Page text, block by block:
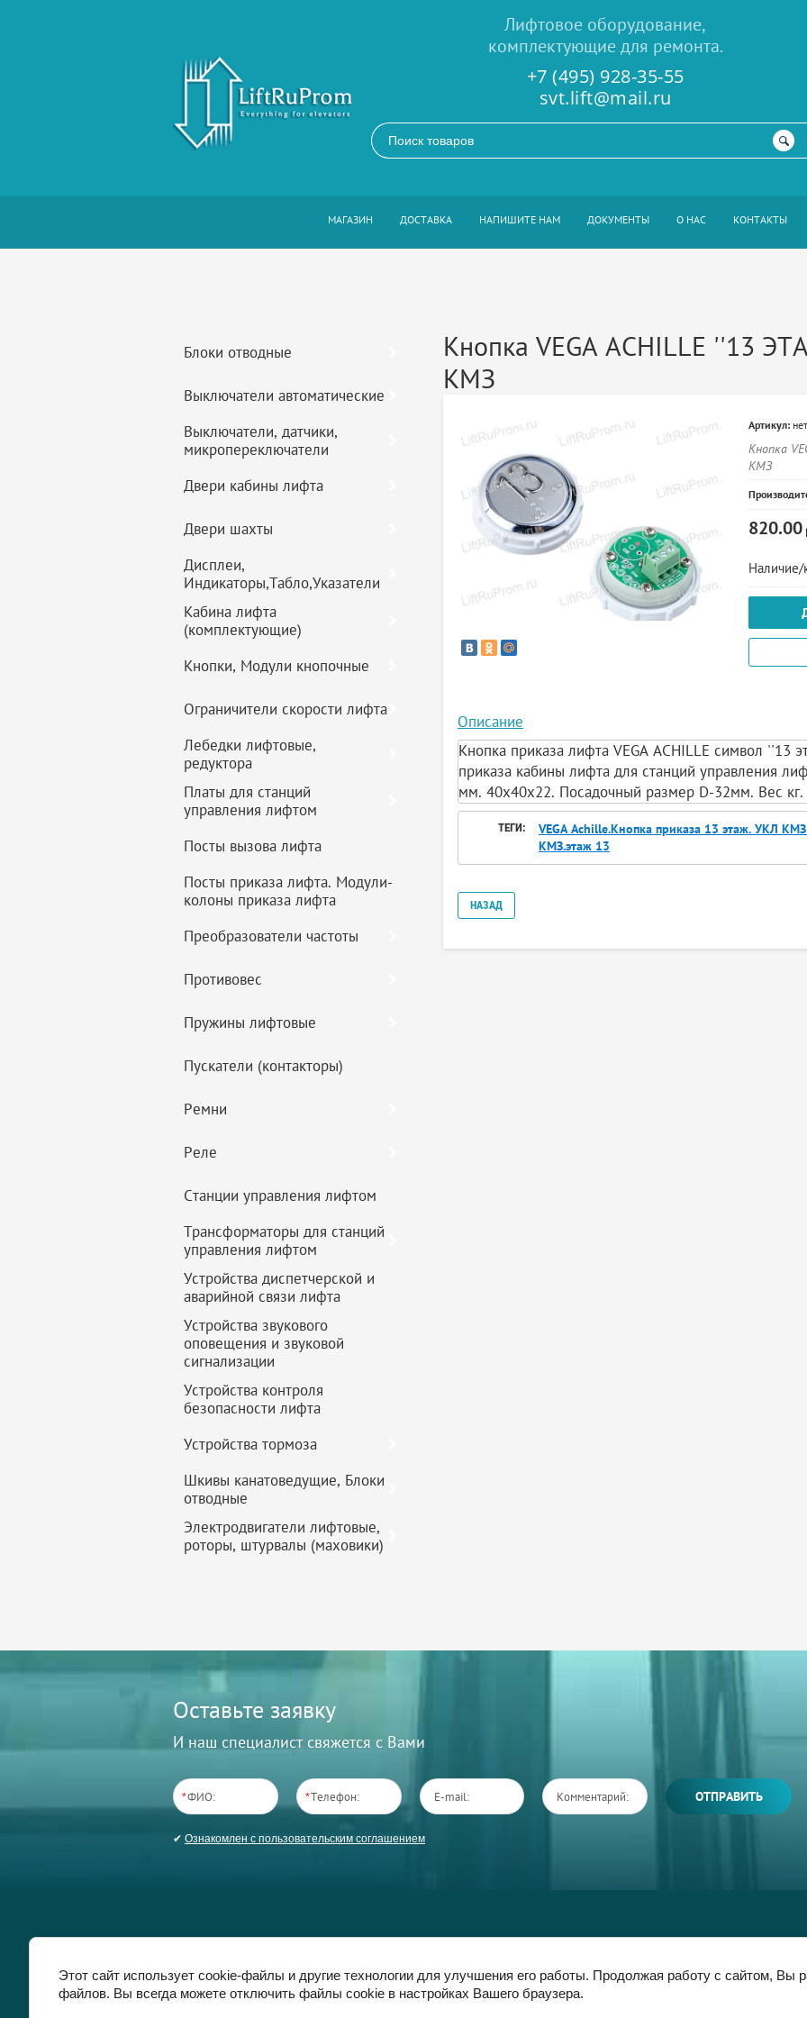
Лифтовое оборудование,
комплектующие для ремонта.
+7 (495) 928-35-55
svt.lift@mail.ru
МАГАЗИН ДОСТАВКА НАПИШИТЕ НАМ ДОКУМЕНТЫ О НАС КОНТАКТЫ
Блоки отводные
Выключатели автоматические
Выключатели, датчики,
микропереключатели
Двери кабины лифта
Двери шахты
Дисплеи,
Индикаторы,Табло,Указатели
Кабина лифта
(комплектующие)
Кнопки, Модули кнопочные
Ограничители скорости лифта
Лебедки лифтовые,
редуктора
Платы для станций
управления лифтом
Посты вызова лифта
Посты приказа лифта. Модули-
колоны приказа лифта
Преобразователи частоты
Противовес
Пружины лифтовые
Пускатели (контакторы)
Ремни
Реле
Станции управления лифтом
Трансформаторы для станций
управления лифтом
Устройства диспетчерской и
аварийной связи лифта
Устройства звукового
оповещения и звуковой
сигнализации
Устройства контроля
безопасности лифта
Устройства тормоза
Шкивы канатоведущие, Блоки
отводные
Электродвигатели лифтовые,
роторы, штурвалы (маховики)
Кнопка VEGA ACHILLE ''13
КМЗ
Артикул: нет
Кнопка
КМЗ
820.00
Наличие/
Описание
Кнопка приказа лифта VEGA ACHILLE символ ''13
приказа кабины лифта для станций управления
мм. 40х40х22. Посадочный размер D-32мм. Вес кг.
ТЕГИ:
VEGA Achille.Кнопка приказа 13 этаж. УКЛ
КМЗ.этаж 13
НАЗАД
Оставьте заявку
И наш специалист свяжется с Вами
* * ОТПРАВИТЬ
✔ Ознакомлен с пользовательским соглашением
Этот сайт использует cookie-файлы и другие технологии для улучшения его работы. Продолжая работу с сайтом, Вы
файлов. Вы всегда можете отключить файлы cookie в настройках Вашего браузера.